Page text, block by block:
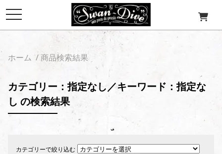
toggle
ホーム / 商品検索結果
カテゴリー：指定なし／キーワード：指定な
し の検索結果
カテゴリーで絞り込む